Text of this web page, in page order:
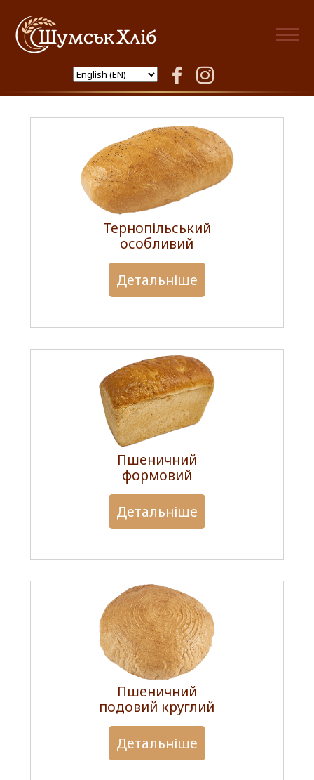
Shumsk Hlib
facebookinstagram
Тернопільський
особливий
Детальніше
Пшеничний
формовий
Детальніше
Пшеничний
подовий круглий
Детальніше